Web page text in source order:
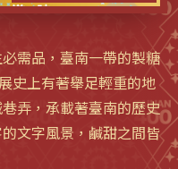
需品，臺南一帶的製糖
史上有著舉足輕重的地
弄，承載著臺南的歷史
文字風景，鹹甜之間皆